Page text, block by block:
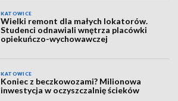
KATOWICE
Wielki remont dla małych lokatorów.
Studenci odnawiali wnętrza placówki
opiekuńczo-wychowawczej
KATOWICE
Koniec z beczkowozami? Milionowa
inwestycja w oczyszczalnię ścieków